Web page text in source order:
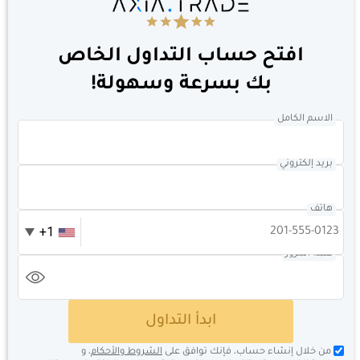
افتح حساب التداول الخاص
بك بسرعة وسهولة!
الاسم الكامل
بريد إلكتروني
+1
هاتف
كلمة المرور
ابدأ التداول
من خلال إنشاء حساب، فإنك توافق على الشروط والأحكام، و